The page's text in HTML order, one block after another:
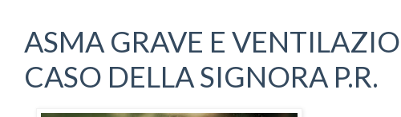
ASMA GRAVE E
CASO DELLA SIGNORA P.R.